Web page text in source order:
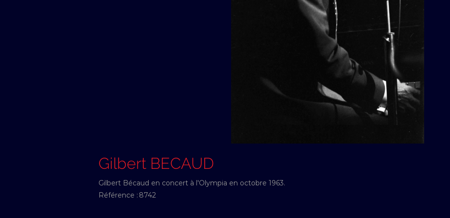
Gilbert BECAUD
Gilbert Bécaud en concert à l'Olympia en octobre 1963.
Référence : 8742